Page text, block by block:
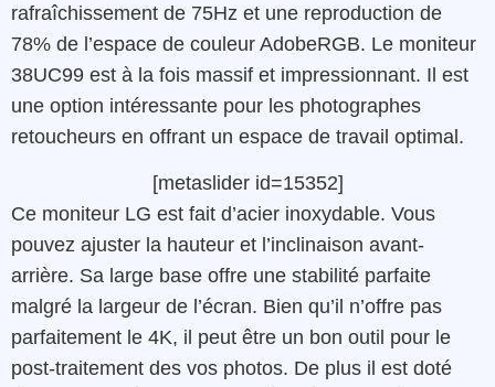
rafraîchissement de 75Hz et une reproduction de
78% de l’espace de couleur AdobeRGB. Le moniteur
38UC99 est à la fois massif et impressionnant. Il est
une option intéressante pour les photographes
retoucheurs en offrant un espace de travail optimal.
[metaslider id=15352]
Ce moniteur LG est fait d’acier inoxydable. Vous
pouvez ajuster la hauteur et l’inclinaison avant-
arrière. Sa large base offre une stabilité parfaite
malgré la largeur de l’écran. Bien qu’il n’offre pas
parfaitement le 4K, il peut être un bon outil pour le
post-traitement des vos photos. De plus il est doté